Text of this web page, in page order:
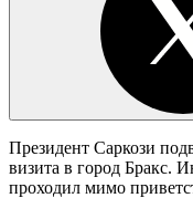
Президент Саркози
визита в город Бракс.
проходил мимо